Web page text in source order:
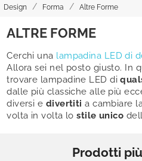
Design
Forma Altre Forme
ALTRE FORME
Cerchi una lampadina LED di
Allora sei nel posto giusto. In
trovare lampadine LED di
dalle più classiche alle più
diversi e divertiti a cambiare
volta in volta lostile unico
Prodotti